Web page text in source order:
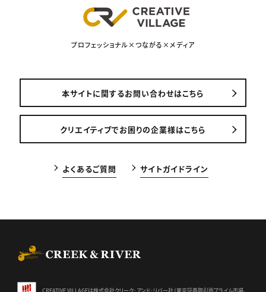
プロフェッショナル×つながる×メディア
本サイトに関するお問い合わせはこちら
クリエイティブでお困りの企業様はこちら
よくあるご質問 サイトガイドライン
CREATIVE VILLAGEは株式会社クリーク･アンド･リバー社（東京証券取引所プライム市場、